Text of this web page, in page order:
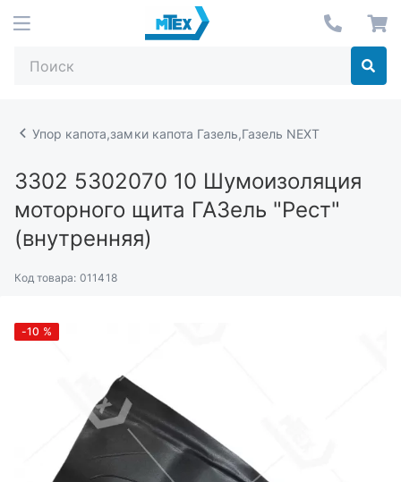
Упор капота,замки капота Газель,Газель NEXT
3302 5302070 10 Шумоизоляция
моторного щита ГАЗель "Рест"
(внутренняя)
Код товара: 011418
-10 %